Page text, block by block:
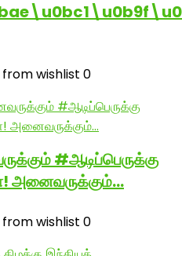
wishlist 0
#ஆடிப்பெருக்கு
அனைவருக்கும்…
wishlist 0